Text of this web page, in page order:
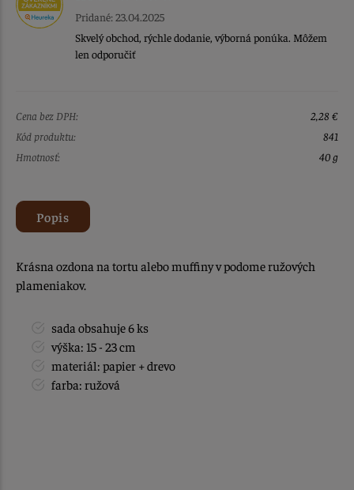
Pridané: 23.04.2025
Skvelý obchod, rýchle dodanie, výborná ponúka. Môžem
len odporučiť
Cena bez DPH:
2,28 €
Kód produktu:
841
Hmotnosť:
40 g
Popis
Krásna ozdona na tortu alebo muffiny v podome ružových
plameniakov.
sada obsahuje 6 ks
výška: 15 - 23 cm
materiál: papier + drevo
farba: ružová